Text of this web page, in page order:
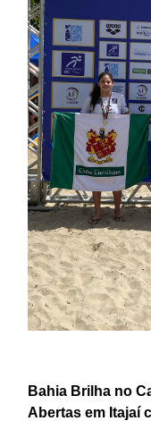
Bahia Brilha no
Abertas em Itajaí